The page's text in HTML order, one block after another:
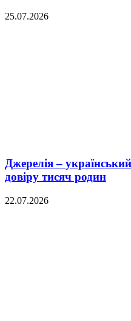
25.07.2026
Джерелія –
довіру тисяч родин
22.07.2026